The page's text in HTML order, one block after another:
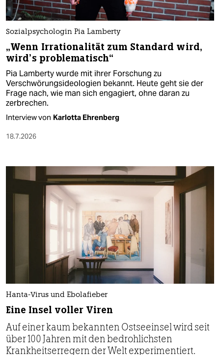
Sozialpsychologin Pia Lamberty
„Wenn Irrationalität zum Standard wird,
wird’s problematisch“
Pia Lamberty wurde mit ihrer Forschung zu
Verschwörungsideologien bekannt. Heute geht sie der
Frage nach, wie man sich engagiert, ohne daran zu
zerbrechen.
Interview von Karlotta Ehrenberg
18.7.2026
Hanta-Virus und Ebolafieber
Eine Insel voller Viren
Auf einer kaum bekannten Ostseeinsel wird seit
über 100 Jahren mit den bedrohlichsten
Krankheitserregern der Welt experimentiert.